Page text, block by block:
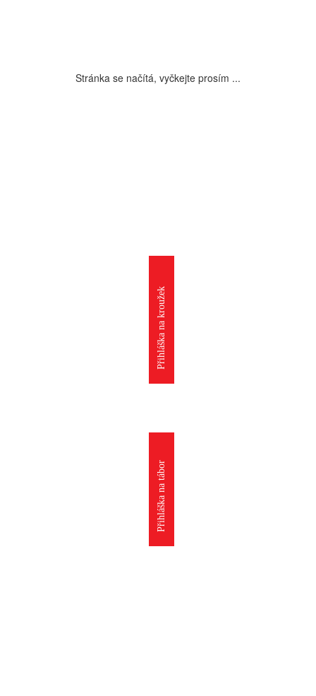
Stránka se načítá, vyčkejte prosím ...
Přihláška na kroužek
Přihláška na tábor